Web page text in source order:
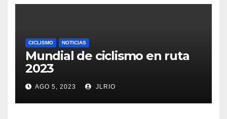
CICLISMO NOTICIAS
Mundial de ciclismo en ruta
2023
AGO 5, 2023 JLRIO